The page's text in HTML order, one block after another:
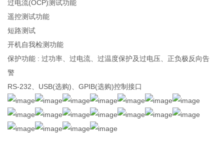
过电流(OCP)测试功能
遥控测试功能
短路测试
开机自我检测功能
保护功能 : 过功率、过电流、过温度保护及过电压、正负极反向告
警
RS-232、USB(选购)、GPIB(选购)控制接口